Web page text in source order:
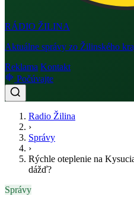
RÁDIO ŽILINA
Aktuálne správy zo Žilinského
Reklama Kontakt
Počúvajte
Radio Žilina
›
Správy
›
Rýchle oteplenie na
dážď?
Správy